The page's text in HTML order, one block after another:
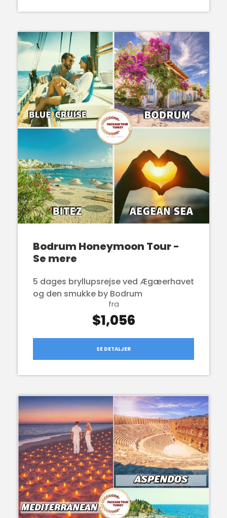
Bodrum Honeymoon Tour -
Se mere
5 dages bryllupsrejse ved Ægæerhavet
og den smukke by Bodrum
fra
$1,056
SE DETALJER